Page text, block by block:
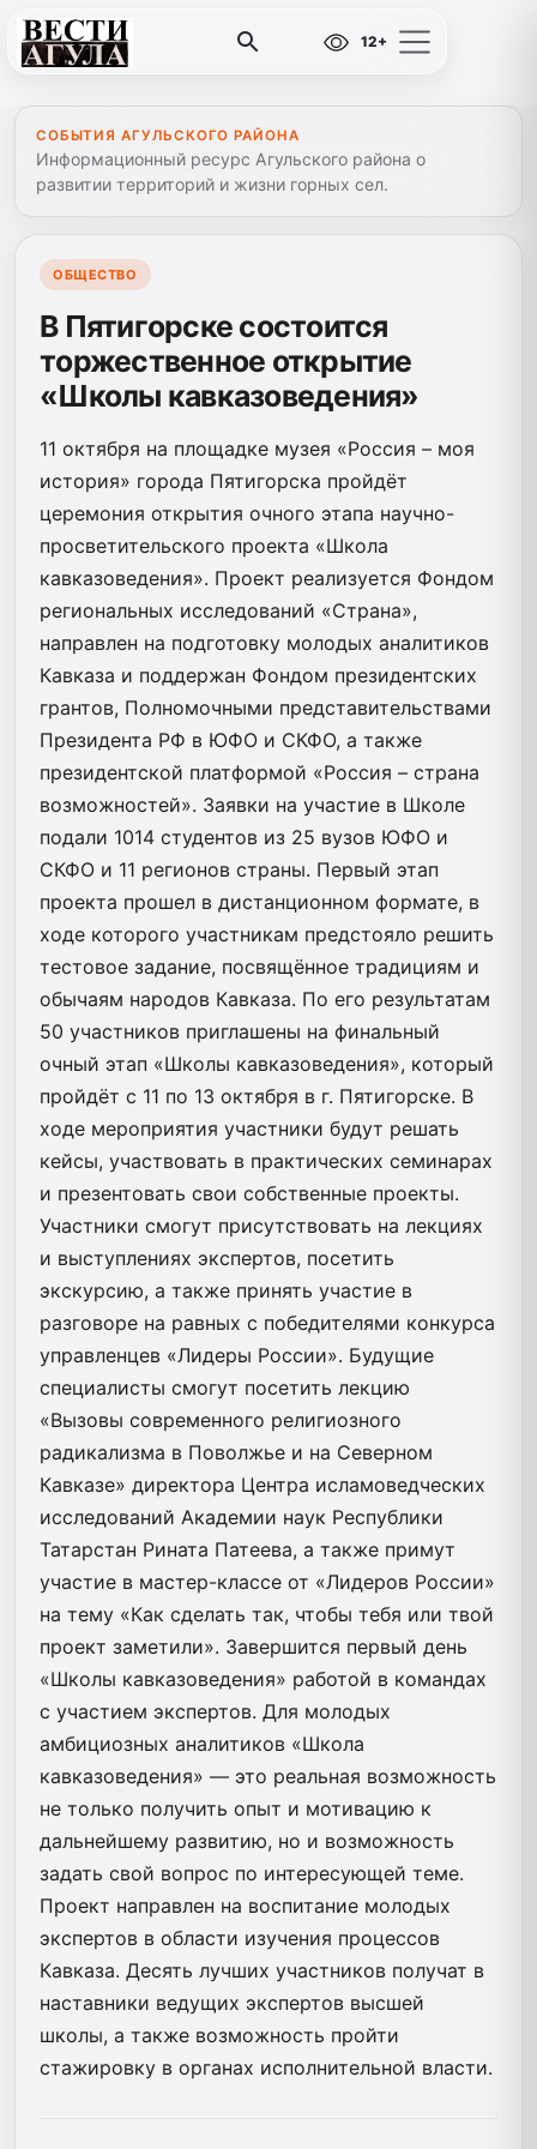
12+
СОБЫТИЯ АГУЛЬСКОГО РАЙОНА
Информационный ресурс Агульского района о
развитии территорий и жизни горных сел.
ОБЩЕСТВО
В Пятигорске состоится
торжественное открытие
«Школы кавказоведения»
11 октября на площадке музея «Россия – моя
история» города Пятигорска пройдёт
церемония открытия очного этапа научно-
просветительского проекта «Школа
кавказоведения». Проект реализуется Фондом
региональных исследований «Страна»,
направлен на подготовку молодых аналитиков
Кавказа и поддержан Фондом президентских
грантов, Полномочными представительствами
Президента РФ в ЮФО и СКФО, а также
президентской платформой «Россия – страна
возможностей». Заявки на участие в Школе
подали 1014 студентов из 25 вузов ЮФО и
СКФО и 11 регионов страны. Первый этап
проекта прошел в дистанционном формате, в
ходе которого участникам предстояло решить
тестовое задание, посвящённое традициям и
обычаям народов Кавказа. По его результатам
50 участников приглашены на финальный
очный этап «Школы кавказоведения», который
пройдёт с 11 по 13 октября в г. Пятигорске. В
ходе мероприятия участники будут решать
кейсы, участвовать в практических семинарах
и презентовать свои собственные проекты.
Участники смогут присутствовать на лекциях
и выступлениях экспертов, посетить
экскурсию, а также принять участие в
разговоре на равных с победителями конкурса
управленцев «Лидеры России». Будущие
специалисты смогут посетить лекцию
«Вызовы современного религиозного
радикализма в Поволжье и на Северном
Кавказе» директора Центра исламоведческих
исследований Академии наук Республики
Татарстан Рината Патеева, а также примут
участие в мастер-классе от «Лидеров России»
на тему «Как сделать так, чтобы тебя или твой
проект заметили». Завершится первый день
«Школы кавказоведения» работой в командах
с участием экспертов. Для молодых
амбициозных аналитиков «Школа
кавказоведения» — это реальная возможность
не только получить опыт и мотивацию к
дальнейшему развитию, но и возможность
задать свой вопрос по интересующей теме.
Проект направлен на воспитание молодых
экспертов в области изучения процессов
Кавказа. Десять лучших участников получат в
наставники ведущих экспертов высшей
школы, а также возможность пройти
стажировку в органах исполнительной власти.